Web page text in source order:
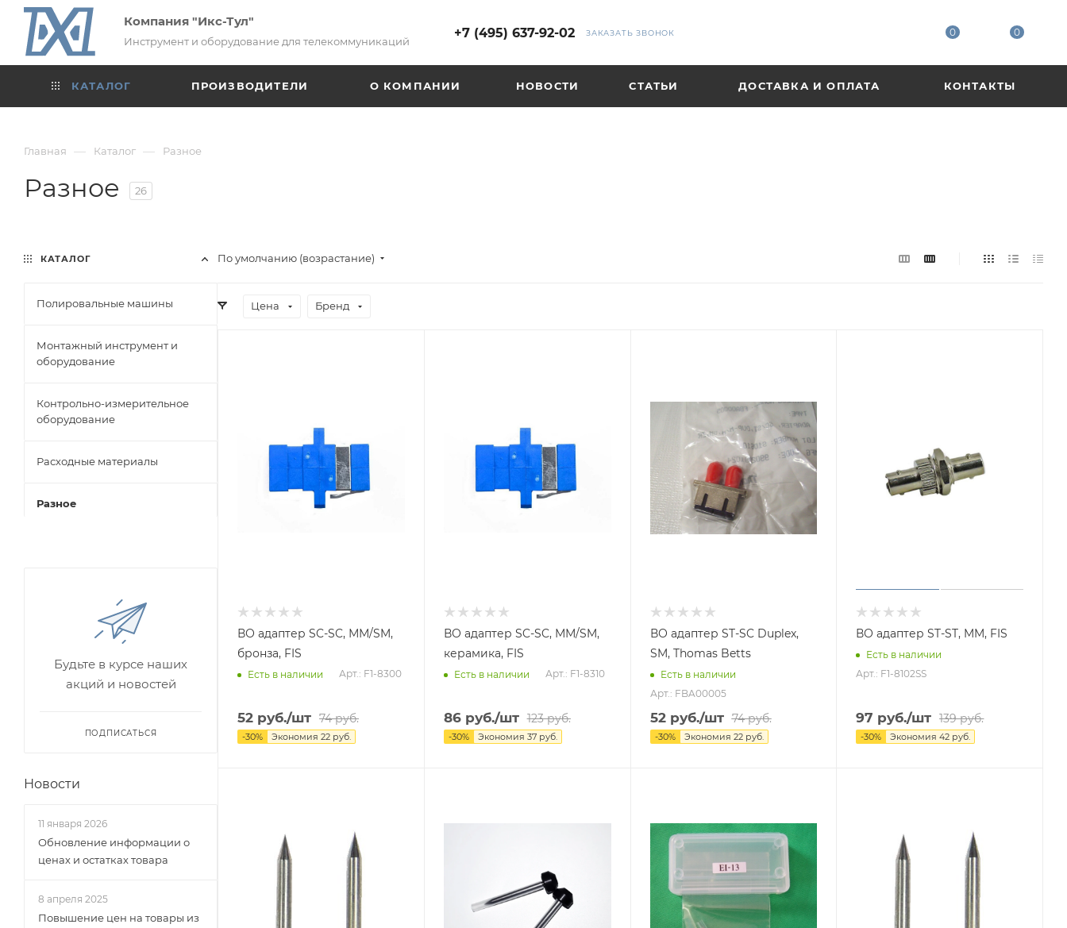
Компания "Икс-Тул"
Инструмент и оборудование для телекоммуникаций
+7 (495) 637-92-02 ЗАКАЗАТЬ ЗВОНОК 0 0
КАТАЛОГ ПРОИЗВОДИТЕЛИ О КОМПАНИИ НОВОСТИ СТАТЬИ ДОСТАВКА И ОПЛАТА КОНТАКТЫ
Главная — Каталог — Разное
Разное 26
По умолчанию (возрастание)
Цена Бренд
ВО адаптер SC-SC, ММ/SM,
бронза, FIS
Есть в наличии Арт.: F1-8300
52 руб./шт 74руб.
-30% Экономия 22 руб.
ВО адаптер SC-SC, ММ/SM,
керамика, FIS
Есть в наличии Арт.: F1-8310
86руб./шт 123руб.
-30% Экономия 37руб.
ВО адаптер ST-SC Duplex,
SM, Thomas Betts
Есть в наличии
Арт.: FBA00005
52руб./шт 74руб.
-30% Экономия 22руб.
ВО адаптер ST-ST, MM, FIS
Есть в наличии
Арт.: F1-8102SS
97 руб./шт 139руб.
-30% Экономия42 руб.
КАТАЛОГ
Полировальные машины
Монтажный инструмент и
оборудование
Контрольно-измерительное
оборудование
Расходные материалы
Разное
Будьте в курсе наших
акций и новостей
ПОДПИСАТЬСЯ
Новости
11 января 2026
Обновление информации о
ценах и остатках товара
8 апреля 2025
Повышение цен на товары из